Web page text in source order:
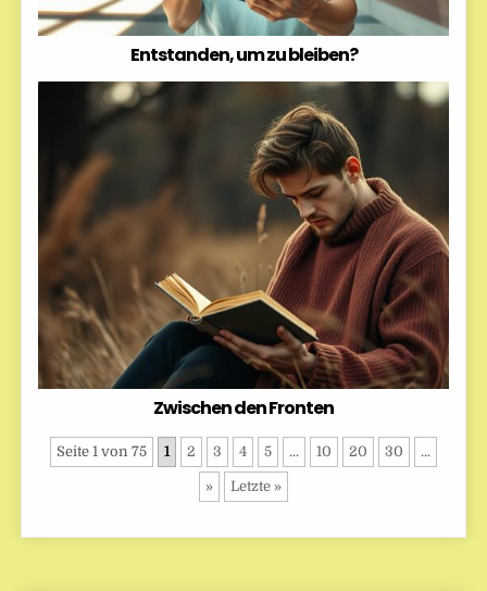
Entstanden, um zu bleiben?
Zwischen den Fronten
Seite 1 von 75 1 2 3 4 5 ... 10 20 30 ...
» Letzte »